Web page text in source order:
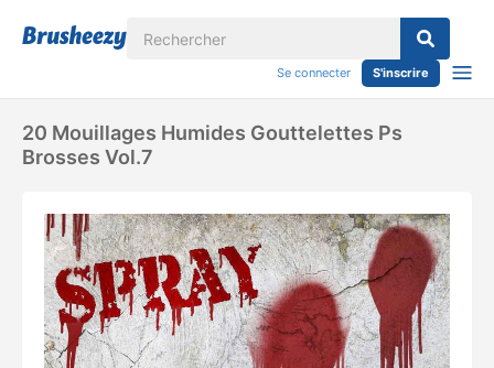
Se connecter S'inscrire
20 Mouillages Humides Gouttelettes Ps
Brosses Vol.7